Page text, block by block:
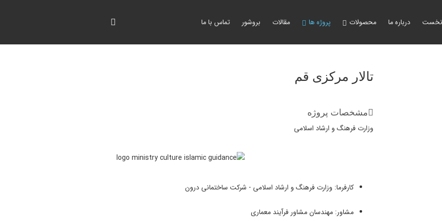
درباره ما محصولات پروژه ها مقالات بروشور تماس با ما
تالار مرکزی قم
مشخصات پروژه
وزارت فرهنگ و ارشاد اسلامی
کارفرما: وزارت فرهنگ و ارشاد اسلامی - شرکت ساختمانی درون
مشاور: مهندسان مشاور فرآیند معماری